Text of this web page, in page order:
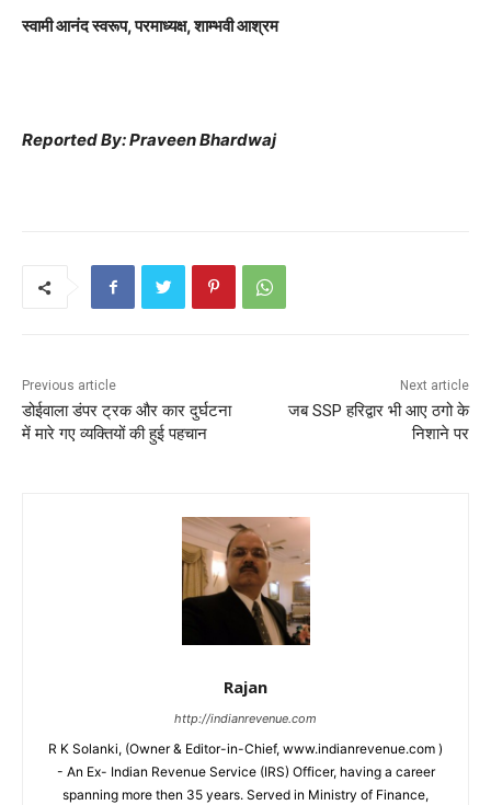
स्वामी आनंद स्वरूप, परमाध्यक्ष, शाम्भवी आश्रम
Reported By: Praveen Bhardwaj
Previous article
डोईवाला डंपर ट्रक और कार दुर्घटना
में मारे गए व्यक्तियों की हुई पहचान
Next article
जब SSP हरिद्वार भी आए ठगो के
निशाने पर
Rajan
http://indianrevenue.com
R K Solanki, (Owner & Editor-in-Chief, www.indianrevenue.com )
- An Ex- Indian Revenue Service (IRS) Officer, having a career
spanning more then 35 years. Served in Ministry of Finance,